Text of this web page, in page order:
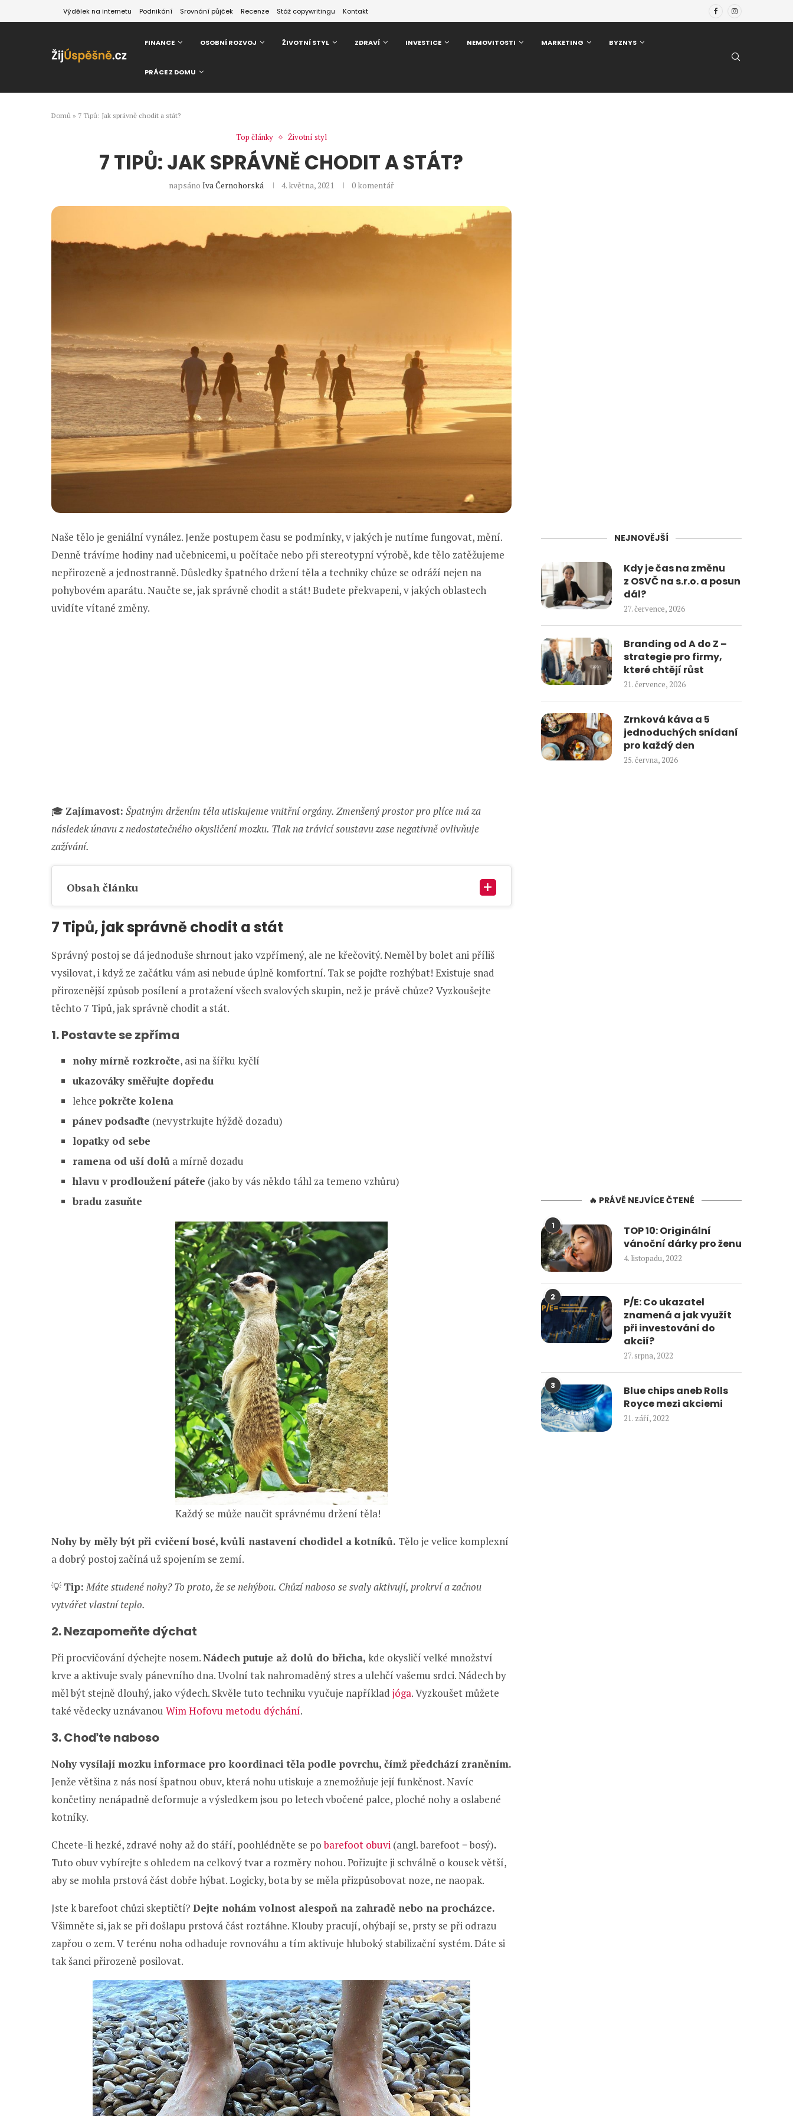
Výdělek na internetu Podnikání Srovnání půjček Recenze Stáž copywritingu Kontakt
FINANCE OSOBNÍ ROZVOJ ŽIVOTNÍ STYL ZDRAVÍ INVESTICE NEMOVITOSTI MARKETING BYZNYS
PRÁCE Z DOMU
Domů » 7 Tipů: Jak správně chodit a stát?
Top články Životní styl
7 TIPŮ: JAK SPRÁVNĚ CHODIT A STÁT?
napsánoIva Černohorská 4. května, 2021 0 komentář
Naše tělo je geniální vynález. Jenže postupem času se podmínky, v jakých je nutíme fungovat, mění.
Denně trávíme hodiny nad učebnicemi, u počítače nebo při stereotypní výrobě, kde tělo zatěžujeme
nepřirozeně a jednostranně. Důsledky špatného držení těla a techniky chůze se odráží nejen na
pohybovém aparátu. Naučte se, jak správně chodit a stát! Budete překvapeni, v jakých oblastech
uvidíte vítané změny.
🎓 Zajímavost: Špatným držením těla utiskujeme vnitřní orgány. Zmenšený prostor pro plíce má za
následek únavu z nedostatečného okysličení mozku. Tlak na trávicí soustavu zase negativně ovlivňuje
zažívání.
Obsah článku
7 Tipů, jak správně chodit a stát
Správný postoj se dá jednoduše shrnout jako vzpřímený, ale ne křečovitý. Neměl by bolet ani příliš
vysilovat, i když ze začátku vám asi nebude úplně komfortní. Tak se pojďte rozhýbat! Existuje snad
přirozenější způsob posílení a protažení všech svalových skupin, než je právě chůze? Vyzkoušejte
těchto 7 Tipů, jak správně chodit a stát.
1. Postavte se zpříma
nohy mírně rozkročte, asi na šířku kyčlí
ukazováky směřujte dopředu
lehce pokrčte kolena
pánev podsaďte (nevystrkujte hýždě dozadu)
lopatky od sebe
ramena od uší dolů a mírně dozadu
hlavu v prodloužení páteře (jako by vás někdo táhl za temeno vzhůru)
bradu zasuňte
Každý se může naučit správnému držení těla!
Nohy by měly být při cvičení bosé, kvůli nastavení chodidel a kotníků. Tělo je velice komplexní
a dobrý postoj začíná už spojením se zemí.
💡 Tip: Máte studené nohy? To proto, že se nehýbou. Chůzí naboso se svaly aktivují, prokrví a začnou
vytvářet vlastní teplo.
2. Nezapomeňte dýchat
Při procvičování dýchejte nosem.Nádech putuje až dolů do břicha, kde okysličí velké množství
krve a aktivuje svaly pánevního dna. Uvolní tak nahromaděný stres a ulehčí vašemu srdci. Nádech by
měl být stejně dlouhý, jako výdech. Skvěle tuto techniku vyučuje například jóga. Vyzkoušet můžete
také vědecky uznávanou Wim Hofovu metodu dýchání.
3. Choďte naboso
Nohy vysílají mozku informace pro koordinaci těla podle povrchu, čímž předchází zraněním.
Jenže většina z nás nosí špatnou obuv, která nohu utiskuje a znemožňuje její funkčnost. Navíc
končetiny nenápadně deformuje a výsledkem jsou po letech vbočené palce, ploché nohy a oslabené
kotníky.
Chcete-li hezké, zdravé nohy až do stáří, poohlédněte se pobarefoot obuvi (angl. barefoot = bosý).
Tuto obuv vybírejte s ohledem na celkový tvar a rozměry nohou. Pořizujte ji schválně o kousek větší,
aby se mohla prstová část dobře hýbat. Logicky, bota by se měla přizpůsobovat noze, ne naopak.
Jste k barefoot chůzi skeptičtí? Dejte nohám volnost alespoň na zahradě nebo na procházce.
Všimněte si, jak se při došlapu prstová část roztáhne. Klouby pracují, ohýbají se, prsty se při odrazu
zapřou o zem. V terénu noha odhaduje rovnováhu a tím aktivuje hluboký stabilizační systém. Dáte si
tak šanci přirozeně posilovat.
NEJNOVĚJŠÍ
Kdy je čas na změnu
z OSVČ na s.r.o. a posun
dál?
27. července, 2026
Branding od A do Z –
strategie pro firmy,
které chtějí růst
21. července, 2026
Zrnková káva a 5
jednoduchých snídaní
pro každý den
25. června, 2026
🔥 PRÁVĚ NEJVÍCE ČTENÉ
1
TOP 10: Originální
vánoční dárky pro ženu
4. listopadu, 2022
2
P/E: Co ukazatel
znamená a jak využít
při investování do
akcií?
27. srpna, 2022
3
Blue chips aneb Rolls
Royce mezi akciemi
21. září, 2022